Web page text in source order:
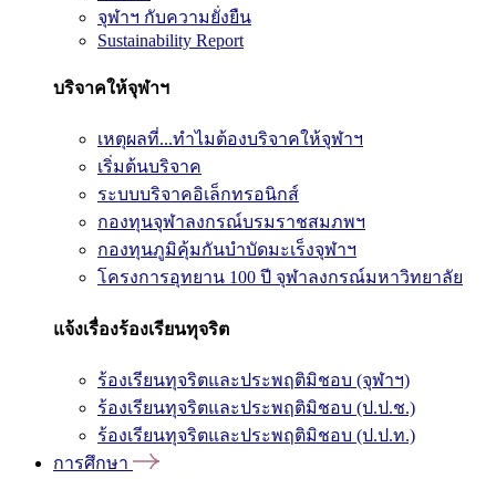
จุฬาฯ กับความยั่งยืน
Sustainability Report
บริจาคให้จุฬาฯ
เหตุผลที่...ทำไมต้องบริจาคให้จุฬาฯ
เริ่มต้นบริจาค
ระบบบริจาคอิเล็กทรอนิกส์
กองทุนจุฬาลงกรณ์บรมราชสมภพฯ
กองทุนภูมิคุ้มกันบำบัดมะเร็งจุฬาฯ
โครงการอุทยาน 100 ปี จุฬาลงกรณ์มหาวิทยาลัย
แจ้งเรื่องร้องเรียนทุจริต
ร้องเรียนทุจริตและประพฤติมิชอบ (จุฬาฯ)
ร้องเรียนทุจริตและประพฤติมิชอบ (ป.ป.ช.)
ร้องเรียนทุจริตและประพฤติมิชอบ (ป.ป.ท.)
การศึกษา